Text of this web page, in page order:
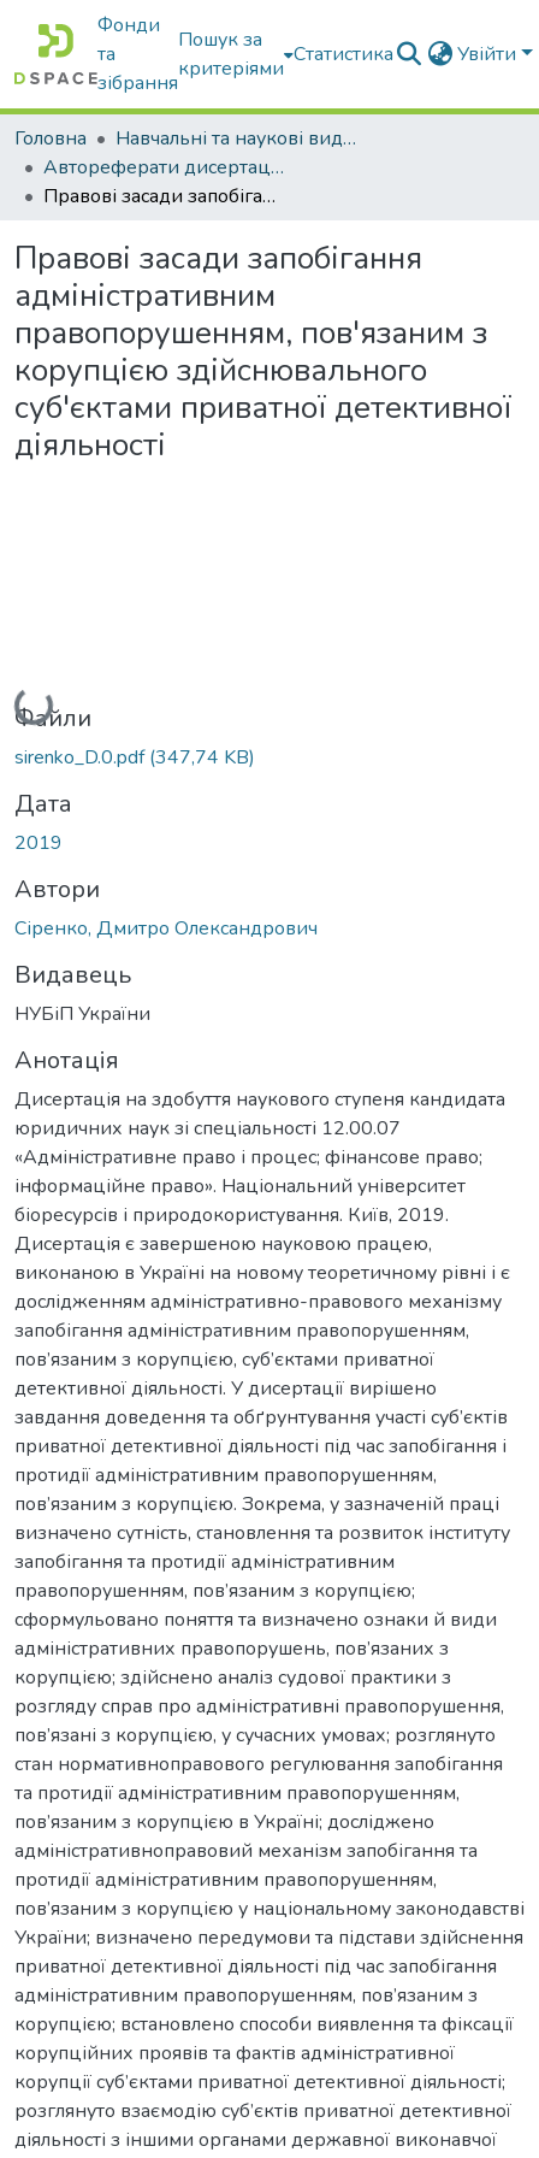
Фонди
та
зібрання
Пошук за
критеріями
Статистика Увійти
Головна
Навчальні та наукові видання
Автореферати дисертацій та дисертації
Правові засади запобігання адміністративним правопорушенням, пов'язаним з корупцією здійснювального суб'єктами приватної детективної діяльності
Правові засади запобігання
адміністративним
правопорушенням, пов'язаним з
корупцією здійснювального
суб'єктами приватної детективної
діяльності
Вантажиться...
Файли
sirenko_D.0.pdf(347,74 KB)
Дата
2019
Автори
Сіренко, Дмитро Олександрович
Видавець
НУБіП України
Анотація
Дисертація на здобуття наукового ступеня кандидата
юридичних наук зі спеціальності 12.00.07
«Адміністративне право і процес; фінансове право;
інформаційне право». Національний університет
біоресурсів і природокористування. Київ, 2019.
Дисертація є завершеною науковою працею,
виконаною в Україні на новому теоретичному рівні і є
дослідженням адміністративно-правового механізму
запобігання адміністративним правопорушенням,
пов’язаним з корупцією, суб’єктами приватної
детективної діяльності. У дисертації вирішено
завдання доведення та обґрунтування участі суб’єктів
приватної детективної діяльності під час запобігання і
протидії адміністративним правопорушенням,
пов’язаним з корупцією. Зокрема, у зазначеній праці
визначено сутність, становлення та розвиток інституту
запобігання та протидії адміністративним
правопорушенням, пов’язаним з корупцією;
сформульовано поняття та визначено ознаки й види
адміністративних правопорушень, пов’язаних з
корупцією; здійснено аналіз судової практики з
розгляду справ про адміністративні правопорушення,
пов’язані з корупцією, у сучасних умовах; розглянуто
стан нормативноправового регулювання запобігання
та протидії адміністративним правопорушенням,
пов’язаним з корупцією в Україні; досліджено
адміністративноправовий механізм запобігання та
протидії адміністративним правопорушенням,
пов’язаним з корупцією у національному законодавстві
України; визначено передумови та підстави здійснення
приватної детективної діяльності під час запобігання
адміністративним правопорушенням, пов’язаним з
корупцією; встановлено способи виявлення та фіксації
корупційних проявів та фактів адміністративної
корупції суб’єктами приватної детективної діяльності;
розглянуто взаємодію суб’єктів приватної детективної
діяльності з іншими органами державної виконавчої